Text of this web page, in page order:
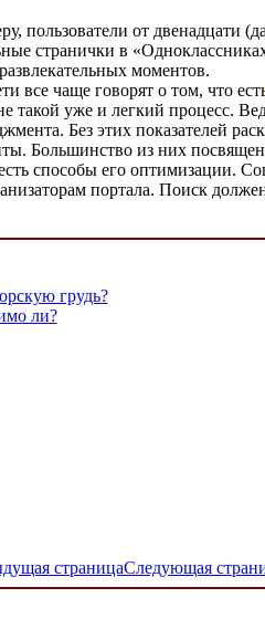
от двенадцати
странички в
моментов.
все чаще говорят о том, что
уже и легкий процесс.
Без этих показателей
Большинство из них
способы его оптимизации.
портала. Поиск
грудь?
ли?
страницаСледующая